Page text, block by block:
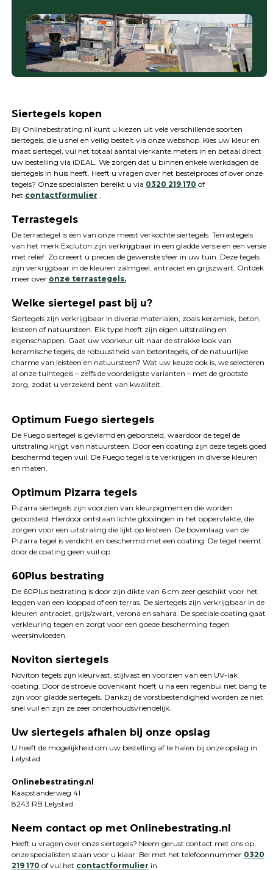
Siertegels kopen
Bij Onlinebestrating.nl kunt u kiezen uit vele verschillende soorten
siertegels, die u snel en veilig bestelt via onze webshop. Kies uw kleur en
maat siertegel, vul het totaal aantal vierkante meters in en betaal direct
uw bestelling via iDEAL. We zorgen dat u binnen enkele werkdagen de
siertegels in huis heeft. Heeft u vragen over het bestelproces of over onze
tegels? Onze specialisten bereikt u via 0320 219 170 of
het contactformulier .
Terrastegels
De terrastegel is één van onze meest verkochte siertegels. Terrastegels
van het merk Excluton zijn verkrijgbaar in een gladde versie en een versie
met reliëf. Zo creëert u precies de gewenste sfeer in uw tuin. Deze tegels
zijn verkrijgbaar in de kleuren zalmgeel, antraciet en grijszwart. Ontdek
meer over onze terrastegels.
Welke siertegel past bij u?
Siertegels zijn verkrijgbaar in diverse materialen, zoals keramiek, beton,
leisteen of natuursteen. Elk type heeft zijn eigen uitstraling en
eigenschappen. Gaat uw voorkeur uit naar de strakke look van
keramische tegels, de robuustheid van betontegels, of de natuurlijke
charme van leisteen en natuursteen? Wat uw keuze ook is, we selecteren
al onze tuintegels – zelfs de voordeligste varianten – met de grootste
zorg, zodat u verzekerd bent van kwaliteit.
Optimum Fuego siertegels
De Fuego siertegel is gevlamd en geborsteld, waardoor de tegel de
uitstraling krijgt van natuursteen. Door een coating zijn deze tegels goed
beschermd tegen vuil. De Fuego tegel is te verkrijgen in diverse kleuren
en maten.
Optimum Pizarra tegels
Pizarra siertegels zijn voorzien van kleurpigmenten die worden
geborsteld. Hierdoor ontstaan lichte glooiingen in het oppervlakte, die
zorgen voor een uitstraling die lijkt op leisteen. De bovenlaag van de
Pizarra tegel is verdicht en beschermd met een coating. De tegel neemt
door de coating geen vuil op.
60Plus bestrating
De 60Plus bestrating is door zijn dikte van 6 cm zeer geschikt voor het
leggen van een looppad of een terras. De siertegels zijn verkrijgbaar in de
kleuren antraciet, grijs/zwart, verona en sahara. De speciale coating gaat
verkleuring tegen en zorgt voor een goede bescherming tegen
weersinvloeden.
Noviton siertegels
Noviton tegels zijn kleurvast, stijlvast en voorzien van een UV-lak
coating. Door de stroeve bovenkant hoeft u na een regenbui niet bang te
zijn voor gladde siertegels. Dankzij de vorstbestendigheid worden ze niet
snel vuil en zijn ze zeer onderhoudsvriendelijk.
Uw siertegels afhalen bij onze opslag
U heeft de mogelijkheid om uw bestelling af te halen bij onze opslag in
Lelystad.
Onlinebestrating.nl
Kaapstanderweg 41
8243 RB Lelystad
Neem contact op met Onlinebestrating.nl
Heeft u vragen over onze siertegels? Neem gerust contact met ons op,
onze specialisten staan voor u klaar. Bel met het telefoonnummer 0320
219 170 of vul het contactformulier in.